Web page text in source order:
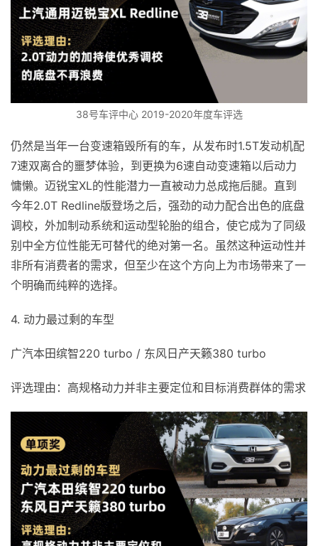
38号车评中心 2019-2020年度车评选
仍然是当年一台变速箱毁所有的车，从发布时1.5T发动机配
7速双离合的噩梦体验，到更换为6速自动变速箱以后动力
慵懒。迈锐宝XL的性能潜力一直被动力总成拖后腿。直到
今年2.0T Redline版登场之后，强劲的动力配合出色的底盘
调校，外加制动系统和运动型轮胎的组合，使它成为了同级
别中全方位性能无可替代的绝对第一名。虽然这种运动性并
非所有消费者的需求，但至少在这个方向上为市场带来了一
个明确而纯粹的选择。
4. 动力最过剩的车型
广汽本田缤智220 turbo / 东风日产天籁380 turbo
评选理由：高规格动力并非主要定位和目标消费群体的需求